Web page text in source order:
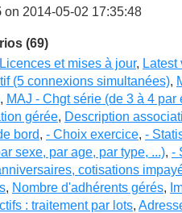
on 2014-05-02 17:35:48
(69)
Licences et mises à jour, Latest
(5 connexions simultanées),
, MAJ - Chgt série (de 3 à 4 par
gérée, Description
bord, - Choix exercice, -
sexe, par age, par type, ...), -
cotisations
, Nombre d'adhérents gérés,
: traitement par lots,